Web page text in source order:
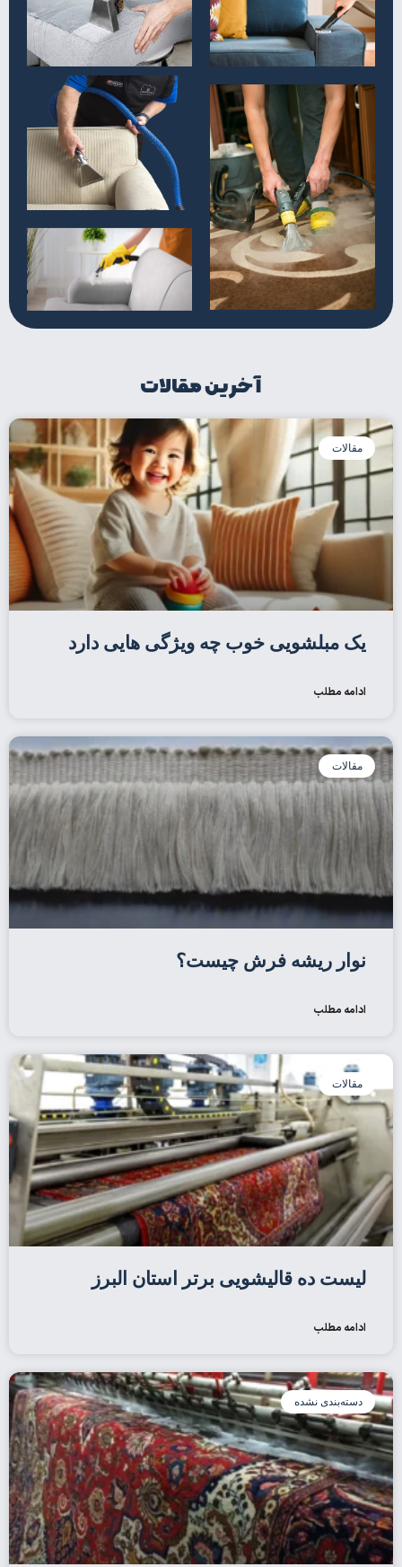
آخرین مقالات
مقالات
یک مبلشویی خوب چه ویژگی هایی دارد
ادامه مطلب
مقالات
نوار ریشه فرش چیست؟
ادامه مطلب
مقالات
لیست ده قالیشویی برتر استان البرز
ادامه مطلب
دسته‌بندی نشده